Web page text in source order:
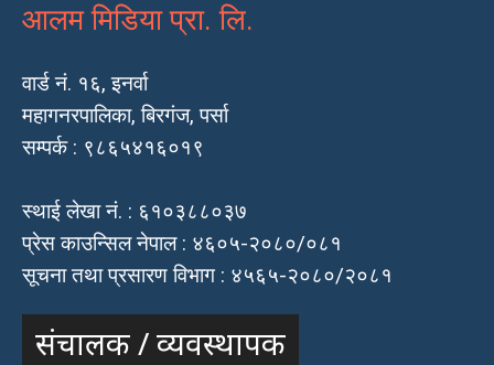
आलम मिडिया प्रा. लि.
वार्ड नं. १६, इनर्वा
महागनरपालिका, बिरगंज, पर्सा
सम्पर्क : ९८६५४१६०१९
स्थाई लेखा नं. : ६१०३८८०३७
प्रेस काउन्सिल नेपाल : ४६०५-२०८०/०८१
सूचना तथा प्रसारण विभाग : ४५६५-२०८०/२०८१
संचालक / व्यवस्थापक